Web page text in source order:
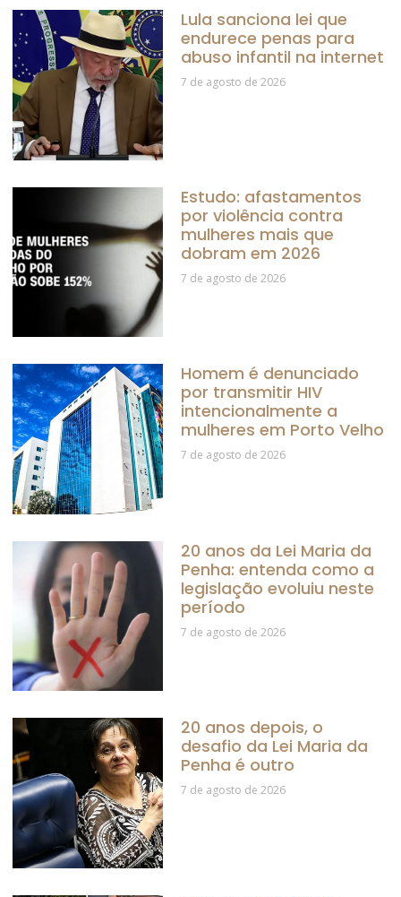
Lula sanciona lei que
endurece penas para
abuso infantil na internet
7 de agosto de 2026
Estudo: afastamentos
por violência contra
mulheres mais que
dobram em 2026
7 de agosto de 2026
Homem é denunciado
por transmitir HIV
intencionalmente a
mulheres em Porto Velho
7 de agosto de 2026
20 anos da Lei Maria da
Penha: entenda como a
legislação evoluiu neste
período
7 de agosto de 2026
20 anos depois, o
desafio da Lei Maria da
Penha é outro
7 de agosto de 2026